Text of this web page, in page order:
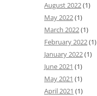
August 2022(1)
May 2022(1)
March 2022(1)
February 2022(1)
January 2022(1)
June 2021 (1)
May 2021 (1)
April 2021 (1)